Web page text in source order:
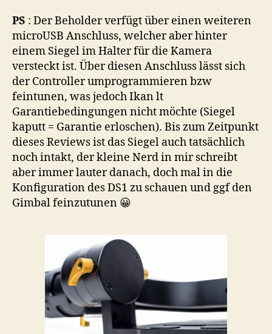
PS : Der Beholder verfügt über einen weiteren
microUSB Anschluss, welcher aber hinter
einem Siegel im Halter für die Kamera
versteckt ist. Über diesen Anschluss lässt sich
der Controller umprogrammieren bzw
feintunen, was jedoch Ikan lt
Garantiebedingungen nicht möchte (Siegel
kaputt = Garantie erloschen). Bis zum Zeitpunkt
dieses Reviews ist das Siegel auch tatsächlich
noch intakt, der kleine Nerd in mir schreibt
aber immer lauter danach, doch mal in die
Konfiguration des DS1 zu schauen und ggf den
Gimbal feinzutunen 😀